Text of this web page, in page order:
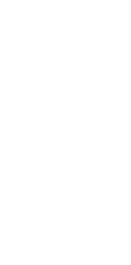
Absuelven
acusado de